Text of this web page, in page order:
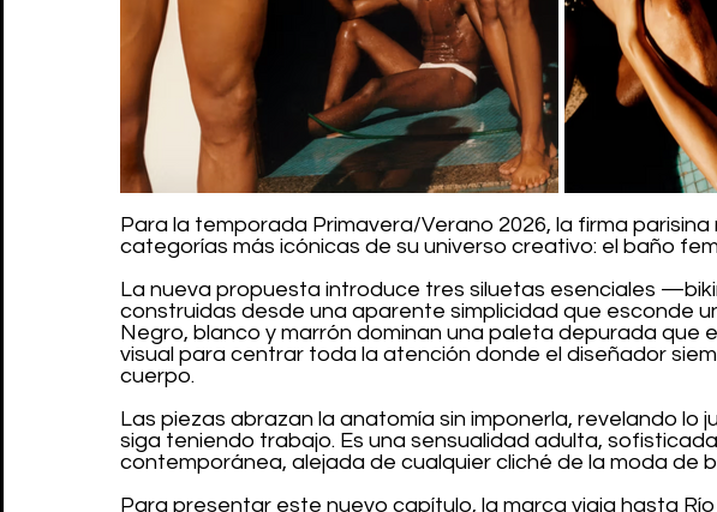
Para la temporada Primavera/Verano 2026, la firma
categorías más icónicas de su universo creativo: el baño
La nueva propuesta introduce tres siluetas esenciales
construidas desde una aparente simplicidad que esconde
Negro, blanco y marrón dominan una paleta depurada que
visual para centrar toda la atención donde el diseñador
cuerpo.
Las piezas abrazan la anatomía sin imponerla, revelando lo
siga teniendo trabajo. Es una sensualidad adulta,
contemporánea, alejada de cualquier cliché de la moda de
Para presentar este nuevo capítulo, la marca viaja hasta